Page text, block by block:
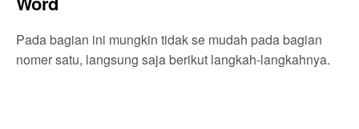
Pada bagian ini mungkin tidak se mudah pada bagian
nomer satu, langsung saja berikut langkah-langkahnya.